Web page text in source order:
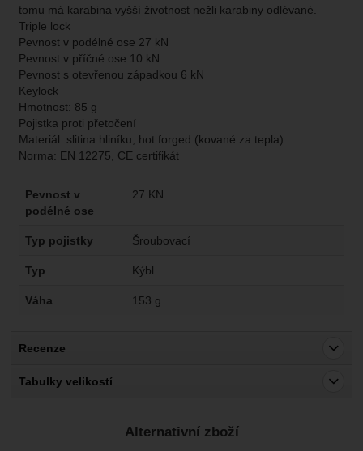
tomu má karabina vyšší životnost nežli karabiny odlévané.
Triple lock
Pevnost v podélné ose 27 kN
Pevnost v příčné ose 10 kN
Pevnost s otevřenou západkou 6 kN
Keylock
Hmotnost: 85 g
Pojistka proti přetočení
Materiál: slitina hliníku, hot forged (kované za tepla)
Norma: EN 12275, CE certifikát
Parametry
Pevnost v
podélné ose
27 KN
Typ pojistky Šroubovací
Typ Kýbl
Váha 153 g
Recenze
Nebyla přidána žádná recenze.
Tabulky velikostí
Alternativní zboží